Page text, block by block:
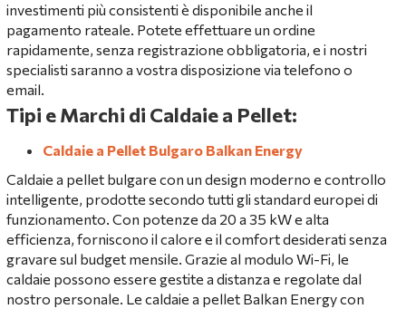
investimenti più consistenti è disponibile anche il
pagamento rateale. Potete effettuare un ordine
rapidamente, senza registrazione obbligatoria, e i nostri
specialisti saranno a vostra disposizione via telefono o
email.
Tipi e Marchi di Caldaie a Pellet:
Caldaie a Pellet Bulgaro Balkan Energy
Caldaie a pellet bulgare con un design moderno e controllo
intelligente, prodotte secondo tutti gli standard europei di
funzionamento. Con potenze da 20 a 35 kW e alta
efficienza, forniscono il calore e il comfort desiderati senza
gravare sul budget mensile. Grazie al modulo Wi-Fi, le
caldaie possono essere gestite a distanza e regolate dal
nostro personale. Le caldaie a pellet Balkan Energy con